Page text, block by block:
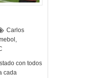
Carlos
,
con todos
cada